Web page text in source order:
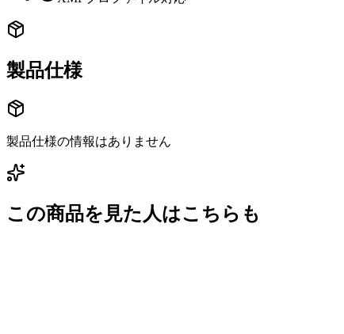
製品仕様
製品仕様の情報はありません
この商品を見た人はこちらも